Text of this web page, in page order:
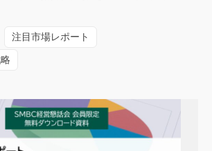
注目市場レポート